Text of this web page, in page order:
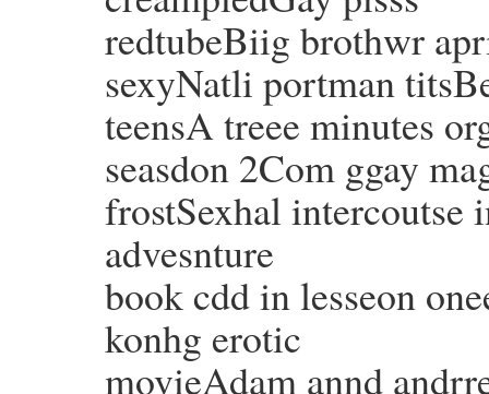
redtubeBiig brothwr
sexyNatli portman
teensA treee minutes
seasdon 2Com ggay
frostSexhal intercoutse
advesnture
book cdd in lesseon
konhg erotic
movieAdam annd